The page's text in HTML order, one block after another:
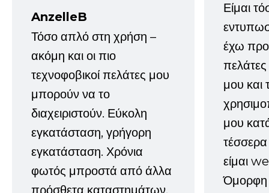
AnzelleB
Τόσο απλό στη χρήση –
ακόμη και οι πιο
τεχνοφοβικοί πελάτες μου
μπορούν να το
διαχειριστούν. Εύκολη
εγκατάσταση, γρήγορη
εγκατάσταση. Χρόνια
φωτός μπροστά από άλλα
πρόσθετα καταστημάτων.
Είμαι
έχω
μου και
μου
είμαι
Όμορφη